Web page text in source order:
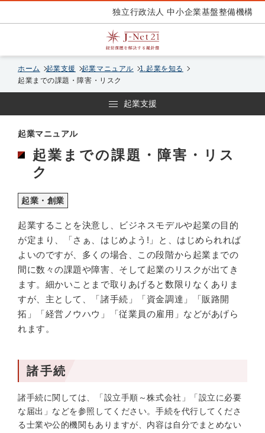
独立行政法人 中小企業基盤整備機構
ホーム 起業支援 起業マニュアル
1.起業を知る
起業までの課題・障害・リスク
起業支援
起業マニュアル
起業までの課題・障害・リス
ク
起業・創業
起業することを決意し、ビジネスモデルや起業の目的
が定まり、「さぁ、はじめよう!」と、はじめられれば
よいのですが、多くの場合、この段階から起業までの
間に数々の課題や障害、そして起業のリスクが出てき
ます。細かいことまで取りあげると数限りなくありま
すが、主として、「諸手続」「資金調達」「販路開
拓」「経営ノウハウ」「従業員の雇用」などがあげら
れます。
諸手続
諸手続に関しては、「設立手順～株式会社」「設立に必要
な届出」などを参照してください。手続を代行してくださ
る士業や公的機関もありますが、内容は自分でまとめない